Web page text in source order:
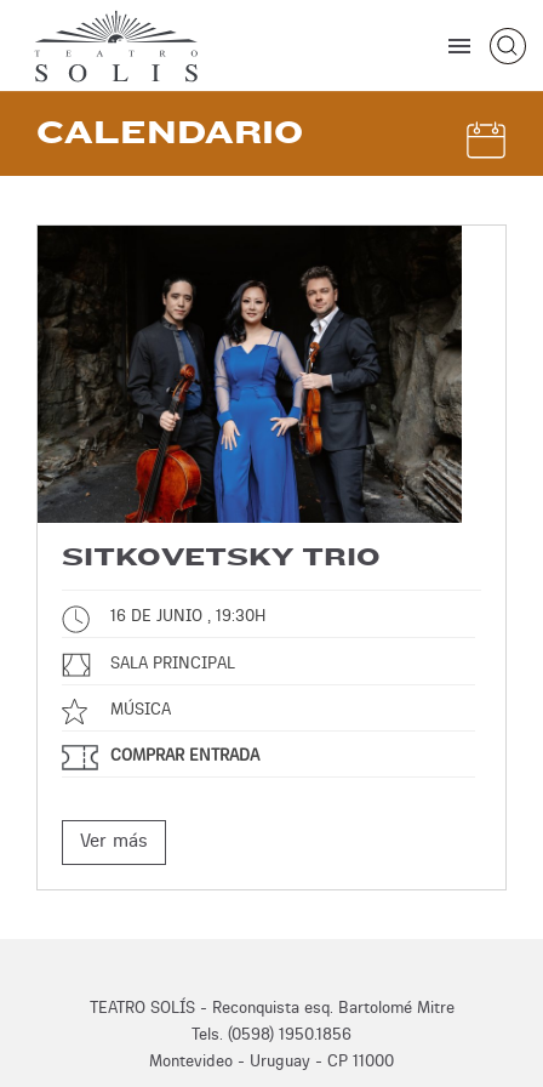
CALENDARIO
SITKOVETSKY TRIO
16 DE JUNIO , 19:30H
SALA PRINCIPAL
MÚSICA
COMPRAR ENTRADA
Ver más
TEATRO SOLÍS - Reconquista esq. Bartolomé Mitre
Tels. (0598) 1950.1856
Montevideo - Uruguay - CP 11000